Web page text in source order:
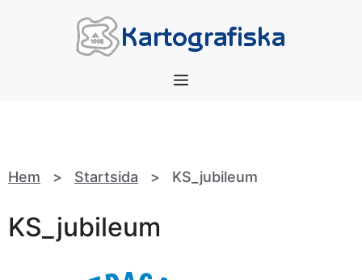
Meny
Hem > Startsida > KS_jubileum
KS_jubileum